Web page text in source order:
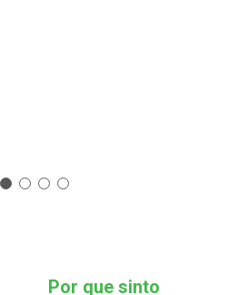
Por que sinto